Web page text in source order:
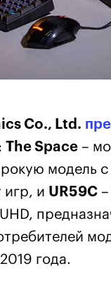
Co., Ltd.
The Space –
модель
и UR59C
года.